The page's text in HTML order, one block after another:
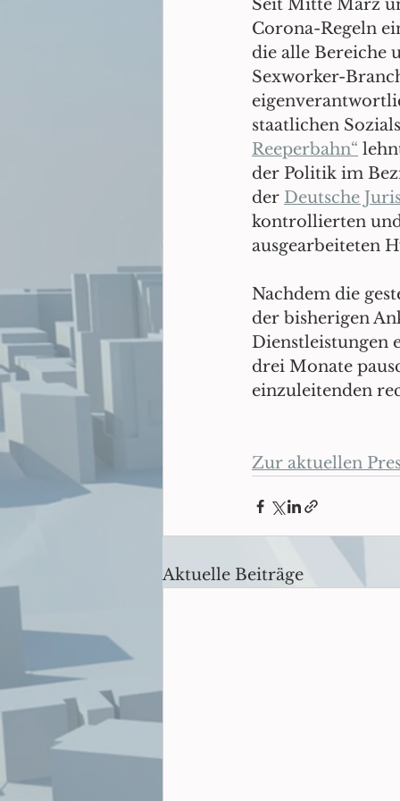
Seit Mitte März
Corona-Regeln
die alle Bereiche
Sexworker-
staatlichen
Reeperbahn“
der Politik im
der Deutsche
kontrollierten
ausgearbeiteten
Nachdem die
der bisherigen
Dienstleistungen
drei Monate
einzuleitenden
Zur aktuellen
Aktuelle Beiträge